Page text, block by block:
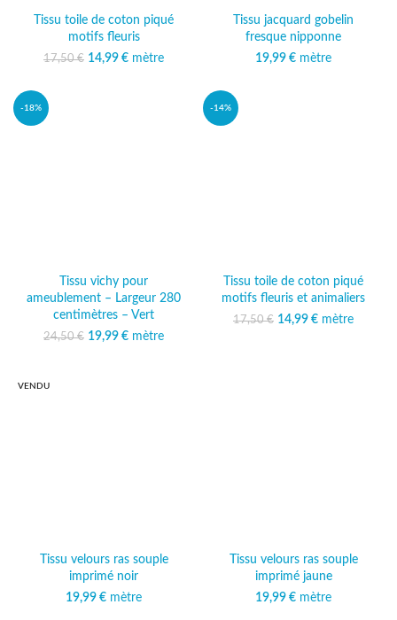
Tissu toile de coton piqué
motifs fleuris
17,50€ Le prix initial était :
14,99 €
Le prix
mètre
Tissu jacquard gobelin
fresque nipponne
19,99 € mètre
-18%
Tissu vichy pour
ameublement – Largeur 280
centimètres – Vert
24,50€ Le prix initial était :
19,99 €
Le prix
mètre
-14%
Tissu toile de coton piqué
motifs fleuris et animaliers
17,50€ Le prix initial était :
14,99 €
Le prix
mètre
VENDU
Tissu velours ras souple
imprimé noir
19,99 € mètre
Tissu velours ras souple
imprimé jaune
19,99 € mètre